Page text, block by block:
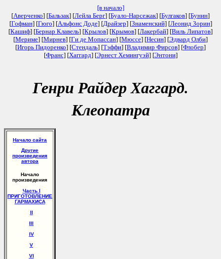
[в начало]
[Аверченко] [Бальзак] [Лейла Берг] [Буало-Нарсежак] [Булгаков] [Бунин]
[Гофман] [Гюго] [Альфонс Доде] [Драйзер] [Знаменский] [Леонид Зорин]
[Кашиф] [Бернар Клавель] [Крылов] [Крымов] [Лакербай] [Виль Липатов]
[Мериме] [Мирнев] [Ги де Мопассан] [Мюссе] [Несин] [Эдвард Олби]
[Игорь Пидоренко] [Стендаль] [Тэффи] [Владимир Фирсов] [Флобер]
[Франс] [Хаггард] [Эрнест Хемингуэй] [Энтони]
Генри Райдер Хаггард.
Клеопатра
Начало сайта
Другие
произведения
автора
Начало
произведения
Часть I
ПРИГОТОВЛЕНИЕ
ГАРМАХИСА
II
III
IV
V
VI